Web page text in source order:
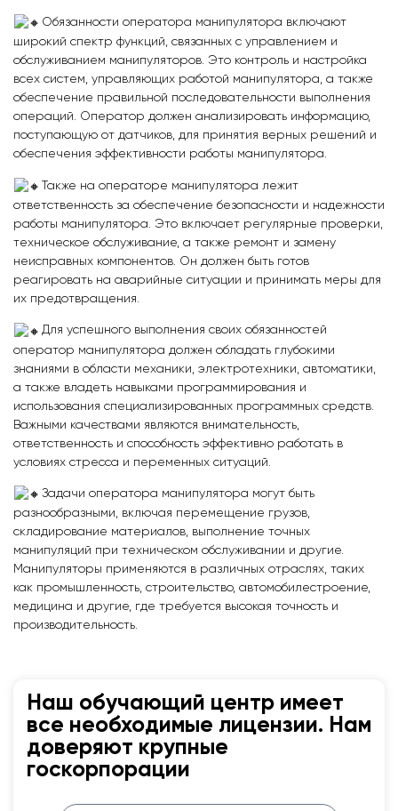
Обязанности оператора манипулятора включают
широкий спектр функций, связанных с управлением и
обслуживанием манипуляторов. Это контроль и настройка
всех систем, управляющих работой манипулятора, а также
обеспечение правильной последовательности выполнения
операций. Оператор должен анализировать информацию,
поступающую от датчиков, для принятия верных решений и
обеспечения эффективности работы манипулятора.
Также на операторе манипулятора лежит
ответственность за обеспечение безопасности и надежности
работы манипулятора. Это включает регулярные проверки,
техническое обслуживание, а также ремонт и замену
неисправных компонентов. Он должен быть готов
реагировать на аварийные ситуации и принимать меры для
их предотвращения.
Для успешного выполнения своих обязанностей
оператор манипулятора должен обладать глубокими
знаниями в области механики, электротехники, автоматики,
а также владеть навыками программирования и
использования специализированных программных средств.
Важными качествами являются внимательность,
ответственность и способность эффективно работать в
условиях стресса и переменных ситуаций.
Задачи оператора манипулятора могут быть
разнообразными, включая перемещение грузов,
складирование материалов, выполнение точных
манипуляций при техническом обслуживании и другие.
Манипуляторы применяются в различных отраслях, таких
как промышленность, строительство, автомобилестроение,
медицина и другие, где требуется высокая точность и
производительность.
Наш обучающий центр имеет
все необходимые лицензии. Нам
доверяют крупные
госкорпорации